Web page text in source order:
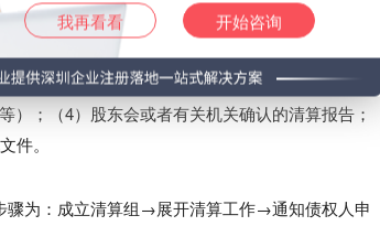
司法定代表人签署的《公司注销登记申请
令关闭的文件或公司依照《公司法》作出的决
；（4）股东会或者有关机关确认的清算报告；
件。
为：成立清算组→展开清算工作→通知债权人申
我再看看 开始咨询